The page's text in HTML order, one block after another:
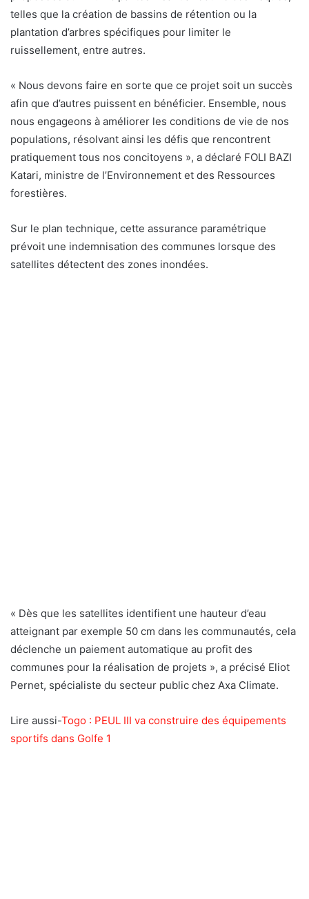
telles que la création de bassins de rétention ou la
plantation d’arbres spécifiques pour limiter le
ruissellement, entre autres.
« Nous devons faire en sorte que ce projet soit un succès
afin que d’autres puissent en bénéficier. Ensemble, nous
nous engageons à améliorer les conditions de vie de nos
populations, résolvant ainsi les défis que rencontrent
pratiquement tous nos concitoyens », a déclaré FOLI BAZI
Katari, ministre de l’Environnement et des Ressources
forestières.
Sur le plan technique, cette assurance paramétrique
prévoit une indemnisation des communes lorsque des
satellites détectent des zones inondées.
« Dès que les satellites identifient une hauteur d’eau
atteignant par exemple 50 cm dans les communautés, cela
déclenche un paiement automatique au profit des
communes pour la réalisation de projets », a précisé Eliot
Pernet, spécialiste du secteur public chez Axa Climate.
Lire aussi-Togo : PEUL III va construire des équipements
sportifs dans Golfe 1